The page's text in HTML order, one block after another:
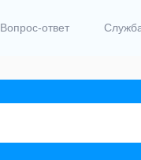
Вопрос-ответ